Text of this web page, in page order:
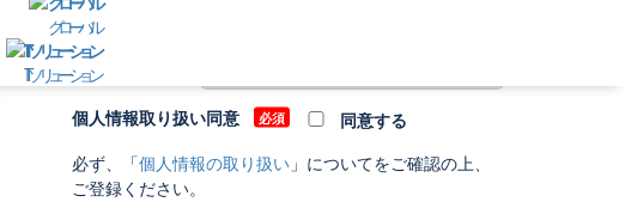
グローバル
ITソリューション
電話番号
業種
個人情報取り扱い同意
同意する
必ず、「個人情報の取り扱い 」についてをご確認の上、
ご登録ください。